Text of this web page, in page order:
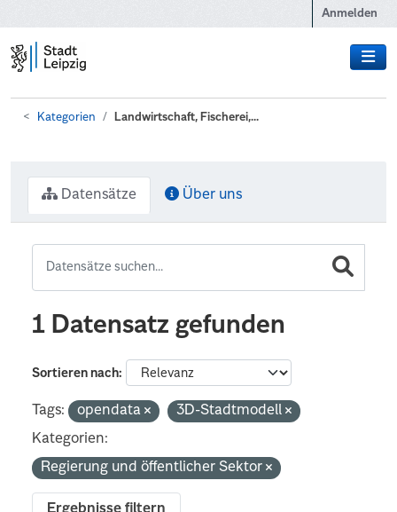
Anmelden
Kategorien Landwirtschaft, Fischerei,...
Datensätze Über uns
1 Datensatz gefunden
Sortieren nach
Tags: opendata
3D-Stadtmodell
Kategorien:
Regierung und öffentlicher Sektor
Ergebnisse filtern